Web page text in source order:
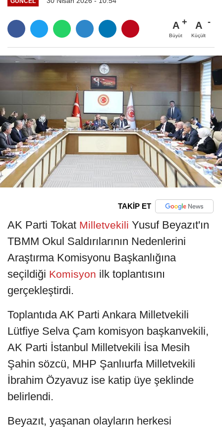
A
Büyüt
A
Küçült
TAKİP ET
AK Parti Tokat Milletvekili Yusuf Beyazıt'ın
TBMM Okul Saldırılarının Nedenlerini
Araştırma Komisyonu Başkanlığına
seçildiği Komisyon ilk toplantısını
gerçekleştirdi.
Toplantıda AK Parti Ankara Milletvekili
Lütfiye Selva Çam komisyon başkanvekili,
AK Parti İstanbul Milletvekili İsa Mesih
Şahin sözcü, MHP Şanlıurfa Milletvekili
İbrahim Özyavuz ise katip üye şeklinde
belirlendi.
Beyazıt, yaşanan olayların herkesi